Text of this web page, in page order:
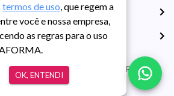
Uso
Todos os direitos reservados. CRECI RS -
Guarida: 89.398.606/0001-30
termos de uso, que regem a
você e nossa empresa,
as regras para o uso
OK, ENTENDI